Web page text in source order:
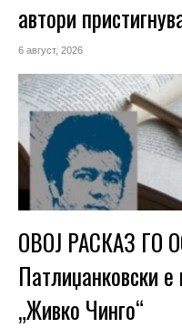
автори
6 август, 2026
ОВОЈ РАСКАЗ ГО
Патлиџанковски
„Живко Чинго“